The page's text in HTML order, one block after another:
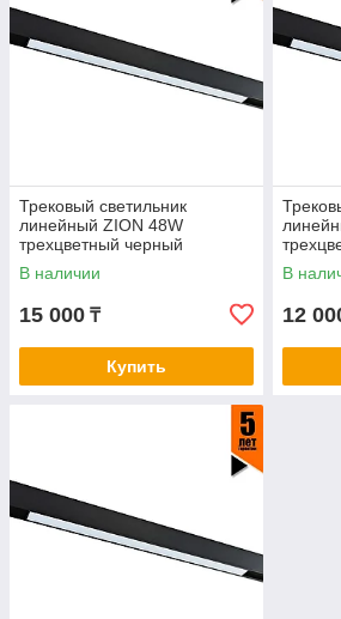
Трековый светильник
линейный ZION 48W
трехцветный черный
В наличии
15 000 ₸
Купить
В
12